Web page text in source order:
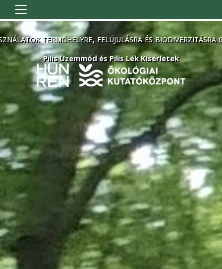
Ugrás a tartalomra
termőhelyre, felújulásra és
Pilis Üzemmód és Pilis Lék Kísérletek